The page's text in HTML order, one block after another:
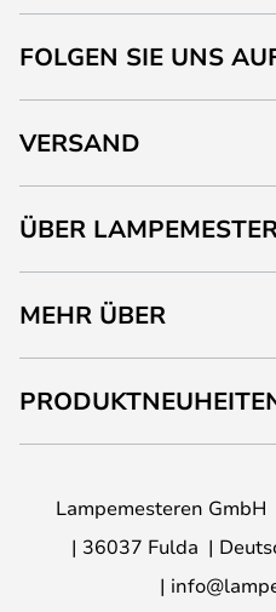
FOLGEN SIE UNS
VERSAND
ÜBER
MEHR ÜBER
Lampemesteren GmbH
36037 Fulda